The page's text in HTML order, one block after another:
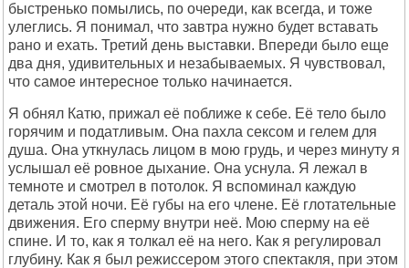
быстренько помылись, по очереди, как всегда, и тоже
улеглись. Я понимал, что завтра нужно будет вставать
рано и ехать. Третий день выставки. Впереди было еще
два дня, удивительных и незабываемых. Я чувствовал,
что самое интересное только начинается.
Я обнял Катю, прижал её поближе к себе. Её тело было
горячим и податливым. Она пахла сексом и гелем для
душа. Она уткнулась лицом в мою грудь, и через минуту я
услышал её ровное дыхание. Она уснула. Я лежал в
темноте и смотрел в потолок. Я вспоминал каждую
деталь этой ночи. Её губы на его члене. Её глотательные
движения. Его сперму внутри неё. Мою сперму на её
спине. И то, как я толкал её на него. Как я регулировал
глубину. Как я был режиссером этого спектакля, при этом